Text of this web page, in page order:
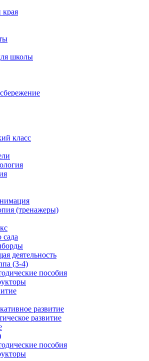
школы
класс
(тренажеры)
деятельность
(3-4)
пособия
развитие
развитие
пособия